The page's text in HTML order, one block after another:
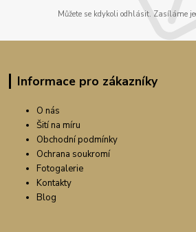
Můžete se kdykoli odhlásit. Zasíláme
Informace pro zákazníky
O nás
Šití na míru
Obchodní podmínky
Ochrana soukromí
Fotogalerie
Kontakty
Blog